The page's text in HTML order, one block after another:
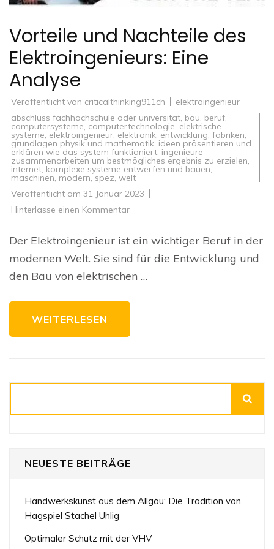
Vorteile und Nachteile des
Elektroingenieurs: Eine
Analyse
Veröffentlicht von criticalthinking911ch
elektroingenieur
abschluss fachhochschule oder universität, bau, beruf,
computersysteme, computertechnologie, elektrische
systeme, elektroingenieur, elektronik, entwicklung, fabriken,
grundlagen physik und mathematik, ideen präsentieren und
erklären wie das system funktioniert, ingenieure
zusammenarbeiten um bestmögliches ergebnis zu erzielen,
internet, komplexe systeme entwerfen und bauen,
maschinen, modern,spez, welt
Veröffentlicht am 31 Januar 2023
Hinterlasse einen Kommentarzu
Nachteile
des
Elektroingenieurs:
Eine
Der Elektroingenieur ist ein wichtiger Beruf in der
modernen Welt. Sie sind für die Entwicklung und
den Bau von elektrischen …
WEITERLESEN
NEUESTE BEITRÄGE
Handwerkskunst aus dem Allgäu: Die Tradition von
Hagspiel Stachel Uhlig
Optimaler Schutz mit der VHV